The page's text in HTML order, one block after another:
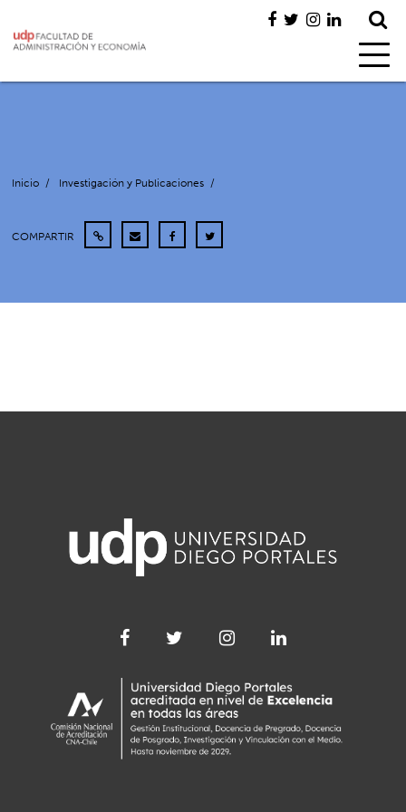
Inicio / Investigación y Publicaciones /
COMPARTIR